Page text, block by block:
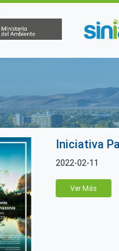
Iniciativa
2022-02-11
Ver Más